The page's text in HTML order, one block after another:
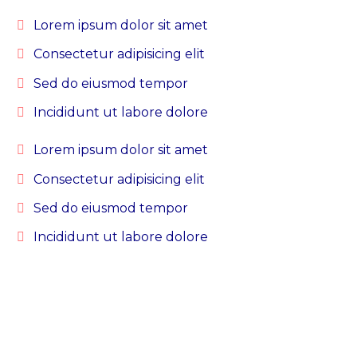
Lorem ipsum dolor sit amet
Сonsectetur adipisicing elit
Sed do eiusmod tempor
Incididunt ut labore dolore
Lorem ipsum dolor sit amet
Сonsectetur adipisicing elit
Sed do eiusmod tempor
Incididunt ut labore dolore